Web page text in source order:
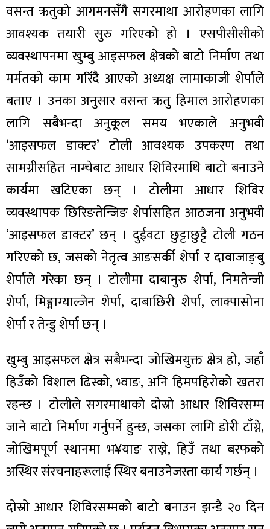
वसन्त ऋतुको आगमनसँगै सगरमाथा आरोहणका लागि
आवश्यक तयारी सुरु गरिएको हो । एसपीसीसीको
व्यवस्थापनमा खुम्बु आइसफल क्षेत्रको बाटो निर्माण तथा
मर्मतको काम गरिँदै आएको अध्यक्ष लामाकाजी शेर्पाले
बताए । उनका अनुसार वसन्त ऋतु हिमाल आरोहणका
लागि सबैभन्दा अनुकूल समय भएकाले अनुभवी
‘आइसफल डाक्टर’ टोली आवश्यक उपकरण तथा
सामग्रीसहित नाम्चेबाट आधार शिविरमाथि बाटो बनाउने
कार्यमा खटिएका छन् । टोलीमा आधार शिविर
व्यवस्थापक छिरिङतेन्जिङ शेर्पासहित आठजना अनुभवी
‘आइसफल डाक्टर’ छन् । दुईवटा छुट्टाछुट्टै टोली गठन
गरिएको छ, जसको नेतृत्व आङसर्की शेर्पा र दावाजाङ्बु
शेर्पाले गरेका छन् । टोलीमा दाबानुरु शेर्पा, निमतेन्जी
शेर्पा, मिङ्माग्याल्जेन शेर्पा, दाबाछिरी शेर्पा, लाक्पासोना
शेर्पा र तेन्डु शेर्पा छन् ।
खुम्बु आइसफल क्षेत्र सबैभन्दा जोखिमयुक्त क्षेत्र हो, जहाँ
हिउँको विशाल ढिस्को, भ्वाङ, अनि हिमपहिरोको खतरा
रहन्छ । टोलीले सगरमाथाको दोस्रो आधार शिविरसम्म
जाने बाटो निर्माण गर्नुपर्ने हुन्छ, जसका लागि डोरी टाँग्ने,
जोखिमपूर्ण स्थानमा भ¥याङ राख्ने, हिउँ तथा बरफको
अस्थिर संरचनाहरूलाई स्थिर बनाउनेजस्ता कार्य गर्छन् ।
दोस्रो आधार शिविरसम्मको बाटो बनाउन झन्डै २० दिन